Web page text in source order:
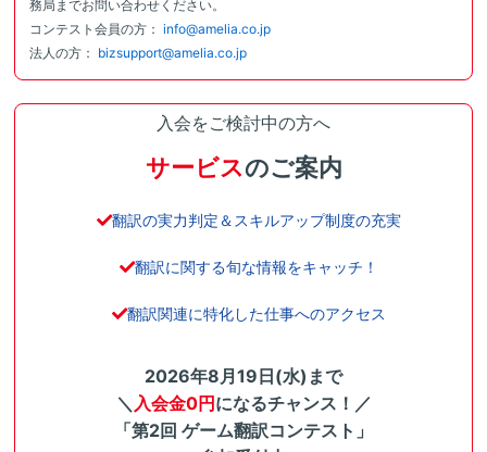
務局までお問い合わせください。
コンテスト会員の方： info@amelia.co.jp
法人の方： bizsupport@amelia.co.jp
入会をご検討中の方へ
サービスのご案内
翻訳の実力判定＆スキルアップ制度の充実
翻訳に関する旬な情報をキャッチ！
翻訳関連に特化した仕事へのアクセス
2026年8月19日(水)まで
＼ 入会金0円になるチャンス！／
「第2回 ゲーム翻訳コンテスト」